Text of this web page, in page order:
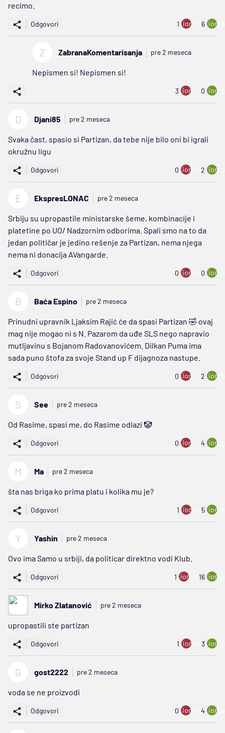
recimo.
Odgovori 1 ion:minus
6
Z ZabranaKomentarisanja pre 2 meseca
Nepismen si! Nepismen si!
3 ion:minus
0
D Djani85 pre 2 meseca
Svaka čast, spasio si Partizan, da tebe nije bilo oni bi igrali
okružnu ligu
Odgovori 0 ion:minus
2
E EkspresLONAC pre 2 meseca
Srbiju su upropastile ministarske šeme, kombinacije i
platetine po UO/ Nadzornim odborima. Spali smo na to da
jedan političar je jedino rešenje za Partizan, nema njega
nema ni donacija AVangarde.
Odgovori 0 ion:minus
0
B Baća Espino pre 2 meseca
Prinudni upravnik Ljaksim Rajić će da spasi Partizan 🤣 ovaj
mag nije mogao ni s N. Pazarom da uđe SLS nego napravio
mutljavinu s Bojanom Radovanovićem. Dilkan Puma ima
sada puno štofa za svoje Stand up F dijagnoza nastupe.
Odgovori 0 ion:minus
2
S See pre 2 meseca
Od Rasime, spasi me, do Rasime odlazi 🤡
Odgovori 0 ion:minus
4
M Ma pre 2 meseca
šta nas briga ko prima platu i kolika mu je?
Odgovori 1 ion:minus
5
Y Yashin pre 2 meseca
Ovo ima Samo u srbiji, da politicar direktno vodi Klub.
Odgovori 1 ion:minus
16
Mirko Zlatanović pre 2 meseca
upropastili ste partizan
Odgovori 1 ion:minus
3
G gost2222 pre 2 meseca
voda se ne proizvodi
Odgovori 0 ion:minus
4